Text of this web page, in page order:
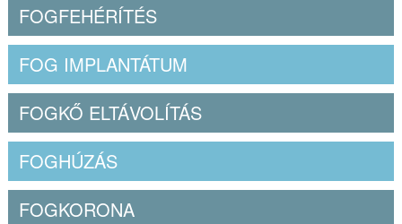
FOGFEHÉRÍTÉS
FOG IMPLANTÁTUM
FOGKŐ ELTÁVOLÍTÁS
FOGHÚZÁS
FOGKORONA